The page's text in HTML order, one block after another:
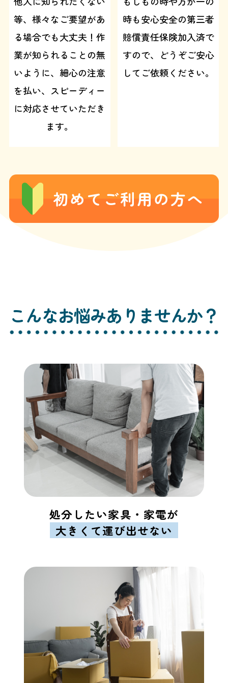
等、様々なご要望があ
る場合でも大丈夫！作
業が知られることの無
いように、細心の注意
を払い、スピーディー
に対応させていただき
ます。
時も安心安全の第三者
賠償責任保険加入済で
すので、どうぞご安心
してご依頼ください。
初めてご利用の方へ
こんなお悩みありませんか？
処分したい家具・家電が
大きくて運び出せない